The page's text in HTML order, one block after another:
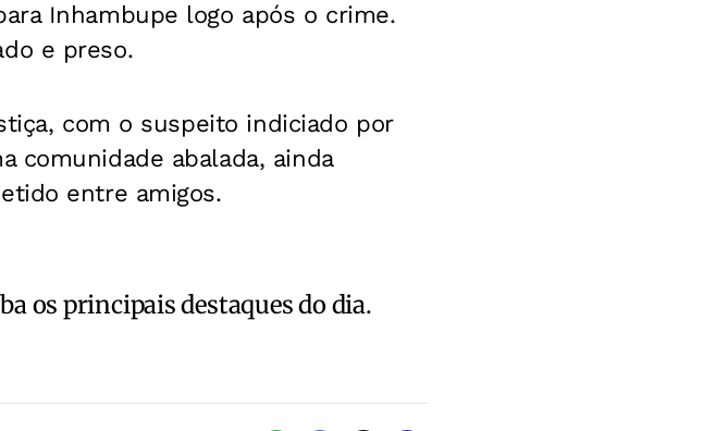
Inhambupe logo após o crime.
e preso.
com o suspeito indiciado por
comunidade abalada, ainda
entre amigos.
os principais destaques do dia.